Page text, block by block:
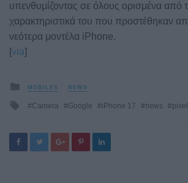
υπενθυμίζοντας σε όλους ορισμένα από
χαρακτηριστικά του που προστέθηκαν
νεότερα μοντέλα iPhone.
[via]
Posted
MOBILES NEWS
Tagged
Camera Google iPhone 17 news pixel